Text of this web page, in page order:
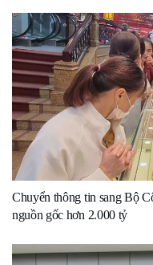
Chuyển thông tin sang Bộ
nguồn gốc hơn 2.000 tỷ